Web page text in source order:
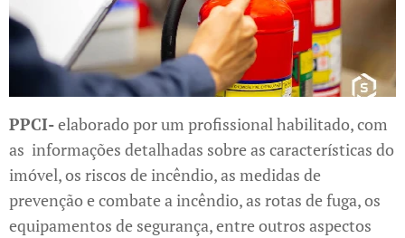
PPCI-elaborado por um profissional habilitado, com
as informações detalhadas sobre as características do
imóvel, os riscos de incêndio, as medidas de
prevenção e combate a incêndio, as rotas de fuga, os
equipamentos de segurança, entre outros aspectos